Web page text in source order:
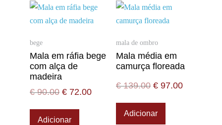
bege
Mala em ráfia bege
com alça de
madeira
€90.00 € 72.00
Adicionar
mala de ombro
Mala média em
camurça floreada
€139.00 € 97.00
Adicionar